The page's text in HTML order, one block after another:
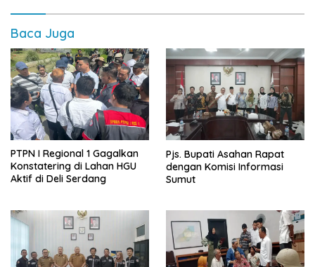
Baca Juga
PTPN I Regional 1 Gagalkan
Konstatering di Lahan HGU
Aktif di Deli Serdang
Pjs. Bupati Asahan Rapat
dengan Komisi Informasi
Sumut